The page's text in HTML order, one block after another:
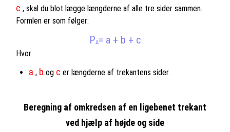
c , skal du blot lægge længderne af alle tre sider sammen.
Formlen er som følger:
PΔ= a + b + c
Hvor:
a , b og c er længderne af trekantens sider.
Beregning af omkredsen af en ligebenet trekant
ved hjælp af højde og side